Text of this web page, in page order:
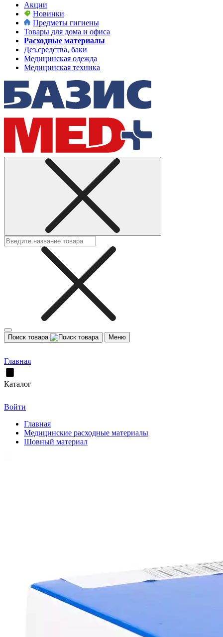
Акции
Новинки
Предметы гигиены
Товары для дома и офиса
Расходные материалы
Дез.средства, баки
Медицинская одежда
Медицинская техника
Поиск товара Меню
Главная
Каталог
Войти
Главная
Медицинские расходные материалы
Шовный материал